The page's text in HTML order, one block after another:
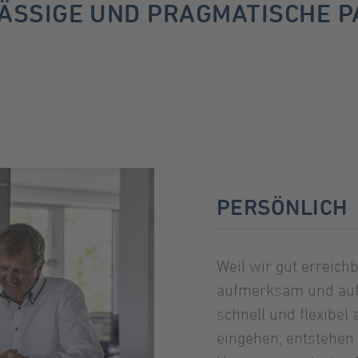
UND PRAGMATISCHE
PERSÖNLICH
Weil wir gut
aufmerksam und
schnell und flexibel
eingehen,